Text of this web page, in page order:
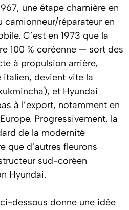
une étape charnière en
camionneur/réparateur en
C’est en 1973 que la
100 % coréenne — sort des
à propulsion arrière,
italien, devient vite la
et Hyundai
à l’export, notamment en
Progressivement, la
de la modernité
que d’autres fleurons
sud-coréen
Hyundai.
dessous donne une idée